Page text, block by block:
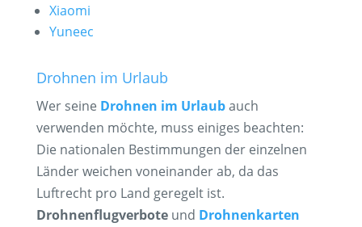
Xiaomi
Yuneec
Drohnen im Urlaub
Wer seine Drohnen im Urlaubauch
verwenden möchte, muss einiges beachten:
Die nationalen Bestimmungen der einzelnen
Länder weichen voneinander ab, da das
Luftrecht pro Land geregelt ist.
Drohnenflugverboteund Drohnenkarten